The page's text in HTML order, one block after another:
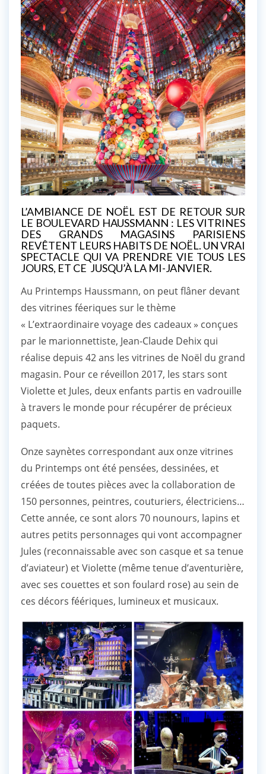
L’AMBIANCE DE NOËL EST DE RETOUR SUR
LE BOULEVARD HAUSSMANN : LES VITRINES
DES GRANDS MAGASINS PARISIENS
REVÊTENT LEURS HABITS DE NOËL. UN VRAI
SPECTACLE QUI VA PRENDRE VIE TOUS LES
JOURS, ET CE JUSQU’À LA MI-JANVIER.
Au Printemps Haussmann, on peut flâner devant
des vitrines féeriques sur le thème
« L’extraordinaire voyage des cadeaux » conçues
par le marionnettiste, Jean-Claude Dehix qui
réalise depuis 42 ans les vitrines de Noël du grand
magasin. Pour ce réveillon 2017, les stars sont
Violette et Jules, deux enfants partis en vadrouille
à travers le monde pour récupérer de précieux
paquets.
Onze saynètes correspondant aux onze vitrines
du Printemps ont été pensées, dessinées, et
créées de toutes pièces avec la collaboration de
150 personnes, peintres, couturiers, électriciens…
Cette année, ce sont alors 70 nounours, lapins et
autres petits personnages qui vont accompagner
Jules (reconnaissable avec son casque et sa tenue
d’aviateur) et Violette (même tenue d’aventurière,
avec ses couettes et son foulard rose) au sein de
ces décors féériques, lumineux et musicaux.